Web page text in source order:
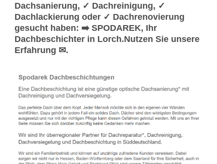
Dachsanierung, ✓ Dachreinigung, ✓
Dachlackierung oder ✓ Dachrenovierung
gesucht haben: ➡️ SPODAREK, Ihr
Dachbeschichter in Lorch.Nutzen Sie unsere
Erfahrung ✉.